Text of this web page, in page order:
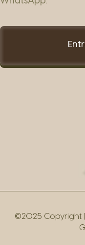
©2025 Copyright